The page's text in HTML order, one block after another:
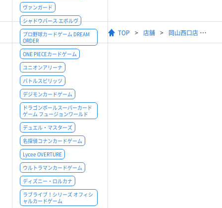
ヴァンガード
シャドウバース エボルヴ
プロ野球カードゲーム DREAM
ORDER
ONE PIECEカードゲーム
ユニオンアリーナ
バトルスピリッツ
デジモンカードゲーム
ドラゴンボールスーパーカード
ゲーム フュージョンワールド
デュエル・マスターズ
名探偵コナンカードゲーム
Lycee OVERTURE
ウルトラマンカードゲーム
ディズニー・ロルカナ
ラブライブ！シリーズ オフィシ
ャルカードゲーム
TOP 店舗 岡山西口店